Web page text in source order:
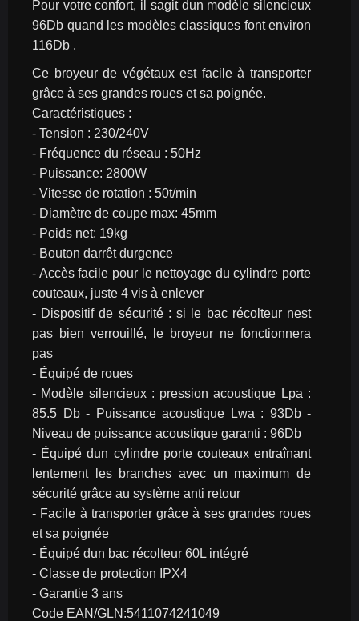
Pour votre confort, il sagit dun modèle silencieux
96Db quand les modèles classiques font environ
116Db .
Ce broyeur de végétaux est facile à transporter
grâce à ses grandes roues et sa poignée.
Caractéristiques :
- Tension : 230/240V
- Fréquence du réseau : 50Hz
- Puissance: 2800W
- Vitesse de rotation : 50t/min
- Diamètre de coupe max: 45mm
- Poids net: 19kg
- Bouton darrêt durgence
- Accès facile pour le nettoyage du cylindre porte
couteaux, juste 4 vis à enlever
- Dispositif de sécurité : si le bac récolteur nest
pas bien verrouillé, le broyeur ne fonctionnera
pas
- Équipé de roues
- Modèle silencieux : pression acoustique Lpa :
85.5 Db - Puissance acoustique Lwa : 93Db -
Niveau de puissance acoustique garanti : 96Db
- Équipé dun cylindre porte couteaux entraînant
lentement les branches avec un maximum de
sécurité grâce au système anti retour
- Facile à transporter grâce à ses grandes roues
et sa poignée
- Équipé dun bac récolteur 60L intégré
- Classe de protection IPX4
- Garantie 3 ans
Code EAN/GLN:5411074241049